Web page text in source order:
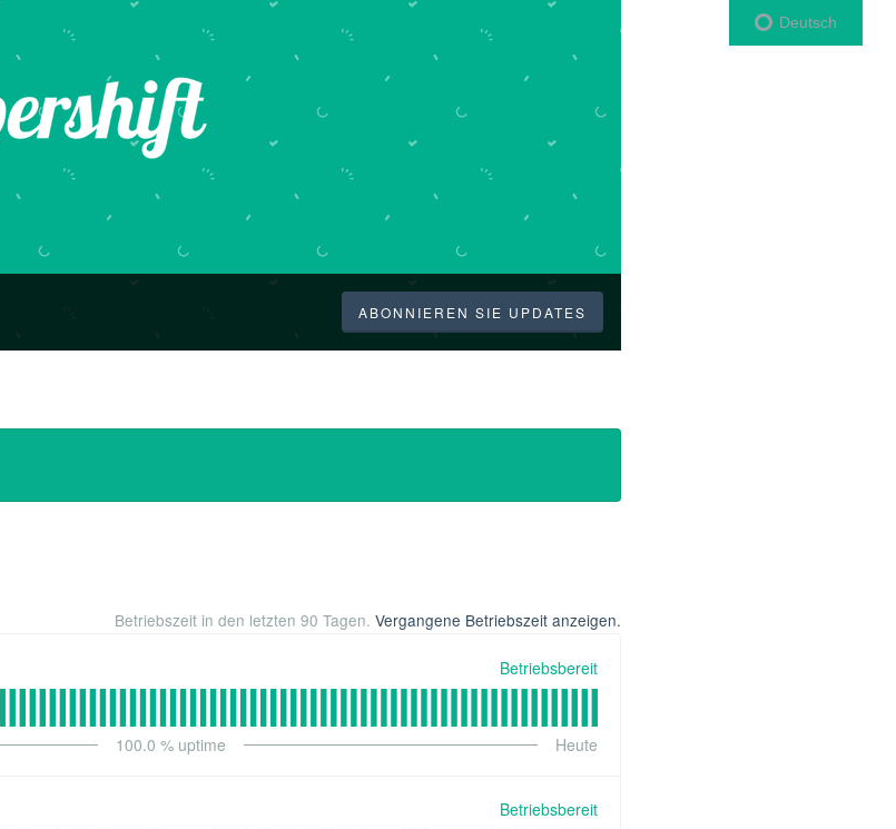
ABONNIEREN SIE UPDATES
Betriebszeit in den letzten 90 Tagen. Vergangene Betriebszeit anzeigen.
Betriebsbereit
100.0 % uptime Heute
Betriebsbereit
Deutsch